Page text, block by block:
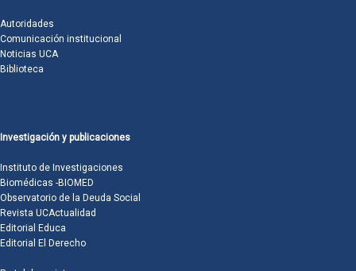
Autoridades
Comunicación institucional
Noticias UCA
Biblioteca
Investigación y publicaciones
Instituto de Investigaciones
Biomédicas -BIOMED
Observatorio de la Deuda Social
Revista UCActualidad
Editorial Educa
Editorial El Derecho